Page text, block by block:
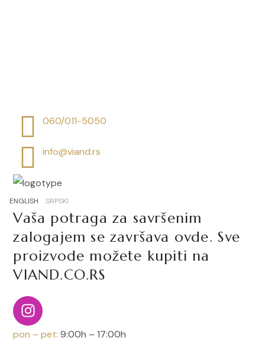
060/011-5050
info@viand.rs
ENGLISH SRPSKI
Vaša potraga za savršenim
zalogajem se završava ovde. Sve
proizvode možete kupiti na
VIAND.CO.RS
pon – pet: 9:00h – 17:00h